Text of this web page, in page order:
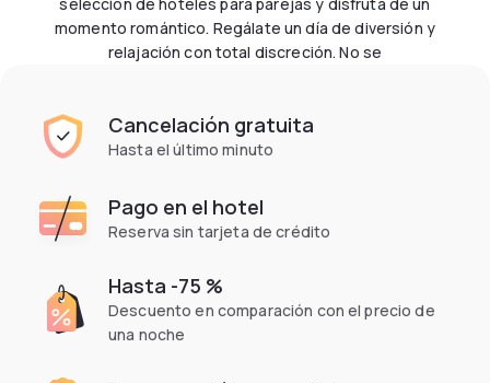
momento romántico. Regálate un día de diversión y
relajación con total discreción. No se
Cancelación gratuita
Hasta el último minuto
Pago en el hotel
Reserva sin tarjeta de crédito
Hasta -75 %
Descuento en comparación con el precio de
una noche